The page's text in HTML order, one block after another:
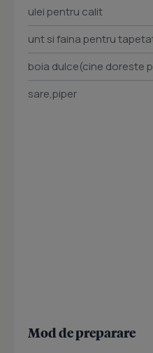
ulei pentru calit
unt si faina pentru
boia dulce(cine doreste
sare,piper
Mod de preparare